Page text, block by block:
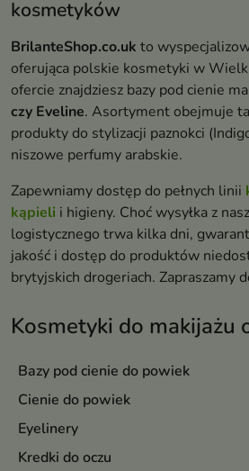
Kosmetyki do makijażu
Bazy pod cienie do powiek
Cienie do powiek
Eyelinery
Kredki do oczu
kosmetyków
BrilanteShop.co.uk to
oferująca polskie kosmetyki w
ofercie znajdziesz bazy pod cienie
czy Eveline. Asortyment obejmuje
produkty do stylizacji paznokci
niszowe perfumy arabskie.
Zapewniamy dostęp do pełnych linii
kąpieli i higieny. Choć wysyłka z
logistycznego trwa kilka dni,
jakość i dostęp do produktów
brytyjskich drogeriach. Zapraszamy